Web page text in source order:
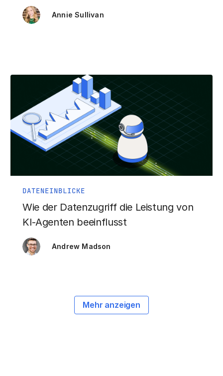
Annie Sullivan
DATENEINBLICKE
Wie der Datenzugriff die Leistung von
KI-Agenten beeinflusst
Andrew Madson
Mehr anzeigen